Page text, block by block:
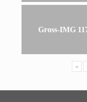
Gross-IMG
«